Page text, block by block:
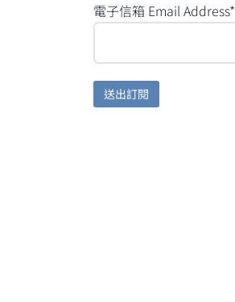
電子信箱 Email Address*